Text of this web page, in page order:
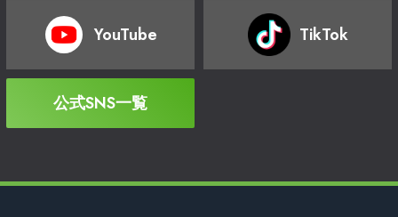
YouTube TikTok
公式SNS一覧